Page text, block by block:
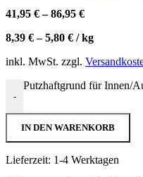
41,95 €–86,95 €
8,39 €–5,80 € /kg
inkl. MwSt. zzgl.
-
Putzhaftgrund für Innen/
IN DEN WARENKORB
Lieferzeit: 1-4 Werktagen